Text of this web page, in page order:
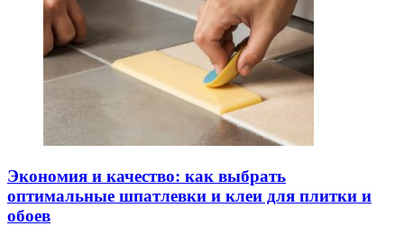
Экономия и качество: как выбрать
оптимальные шпатлевки и клеи для плитки и
обоев